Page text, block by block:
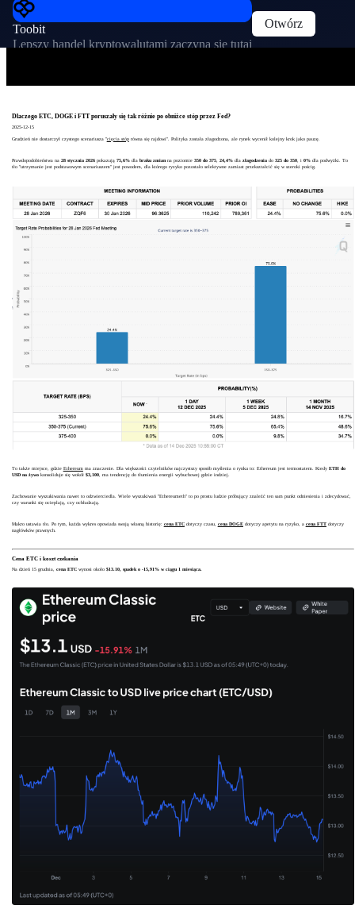
Toobit
Lepszy handel kryptowalutami zaczyna się tutaj
Otwórz
Dlaczego ETC, DOGE i FTT poruszały się tak różnie po obniżce stóp przez Fed?
2025-12-15
Grudzień nie dostarczył czystego scenariusza "cięcia stóprówna się rajdowi". Polityka została złagodzona, ale rynek wycenił kolejny krok jako pauzę.
Prawdopodobieństwa na 28 stycznia 2026pokazują 75,6%dla braku zmianna poziomie 350 do 375, 24,4%dla złagodzeniado 325 do 350, i 0%dla podwyżki. To
tło "utrzymanie jest podstawowym scenariuszem" jest powodem, dla którego ryzyko pozostało selektywne zamiast przekształcić się w szeroki pościg.
To także miejsce, gdzie Ethereumma znaczenie. Dla większości czytelników najczystszy sposób myślenia o rynku to: Ethereum jest termostatem. Kiedy ETH do
USD na żywokonsoliduje się wokół $3,100, ma tendencję do tłumienia energii wybuchowej gdzie indziej.
Zachowanie wyszukiwania nawet to odzwierciedla. Wiele wyszukiwań "Ethereumeth" to po prostu ludzie próbujący znaleźć ten sam punkt odniesienia i zdecydować,
czy warunki się ocieplają, czy ochładzają.
Makro ustawia tło. Po tym, każda wykres opowiada swoją własną historię: cena ETC dotyczy czasu, cena DOGE dotyczy apetytu na ryzyko, a cena FTTdotyczy
nagłówków prawnych.
Cena ETC i koszt czekania
Na dzień 15 grudnia, cena ETCwynosi około $13.10, spadek o -15,91% w ciągu 1 miesiąca.